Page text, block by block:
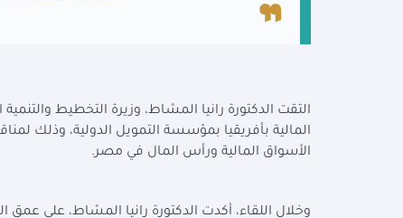
التقت الدكتورة رانيا المشاط، وزيرة التخطيط
المالية بأفريقيا بمؤسسة التمويل الدولية، وذلك
الأسواق المالية ورأس المال في مصر.
وخلال اللقاء، أكدت الدكتورة رانيا المشاط، على